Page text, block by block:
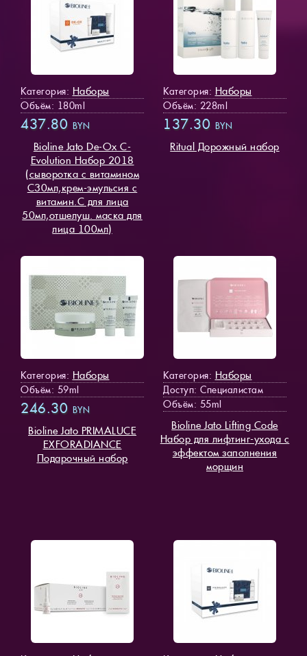
Категория: Наборы
Объём: 180ml
437.80 BYN
Bioline Jato De-Ox C-
Evolution Набор 2018
(сыворотка с витамином
С30мл,крем-эмульсия с
витамин.С для лица
50мл,отшелуш. маска для
лица 100мл)
Категория: Наборы
Объём: 228ml
137.30 BYN
Ritual Дорожный набор
Категория: Наборы
Объём: 59ml
246.30 BYN
Bioline Jato PRIMALUCE
EXFORADIANCE
Подарочный набор
Категория: Наборы
Доступ: Специалистам
Объём: 55ml
Bioline Jato Lifting Code
Набор для лифтинг-ухода с
эффектом заполнения
морщин